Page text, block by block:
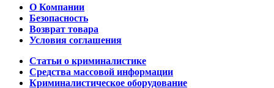
О Компании
Безопасность
Возврат товара
Условия соглашения
Статьи о криминалистике
Средства массовой информации
Криминалистическое оборудование